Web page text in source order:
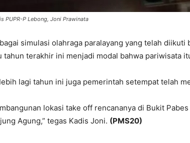
PUPR-P Lebong, Joni Prawinata
simulasi olahraga paralayang yang telah diikuti
tahun terakhir ini menjadi modal bahwa pariwisata
lagi tahun ini juga pemerintah setempat telah
lokasi take off rencananya di Bukit
Agung,” tegas Kadis Joni. (PMS20)